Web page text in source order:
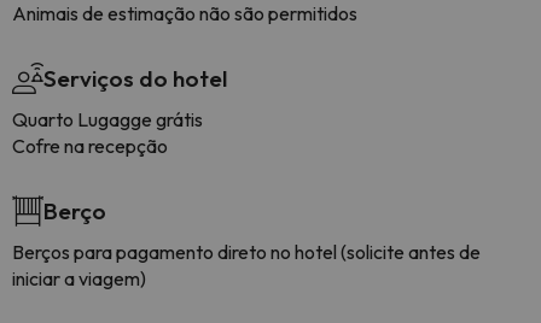
Animais de estimação não são permitidos
Serviços do hotel
Quarto Lugagge grátis
Cofre na recepção
Berço
Berços para pagamento direto no hotel (solicite antes de
iniciar a viagem)